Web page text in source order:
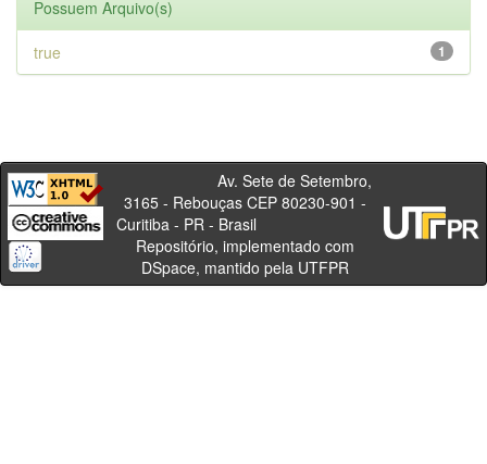
Possuem Arquivo(s)
1
true
Av. Sete de Setembro,
3165 - Rebouças CEP 80230-901 -
Curitiba - PR - Brasil
Repositório, implementado com
DSpace, mantido pela UTFPR